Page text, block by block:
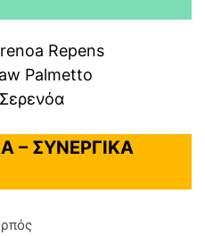
Repens
Palmetto
Σερενόα
– ΣΥΝΕΡΓΙΚΑ